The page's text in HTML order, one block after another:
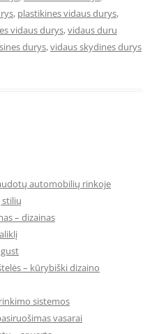
, plastikines vidaus durys,
vidaus durys,vidaus duru
durys,vidaus skydines durys
automobilių rinkoje
stilių
– dizainas
– kūrybiški dizaino
sistemos
vasarai